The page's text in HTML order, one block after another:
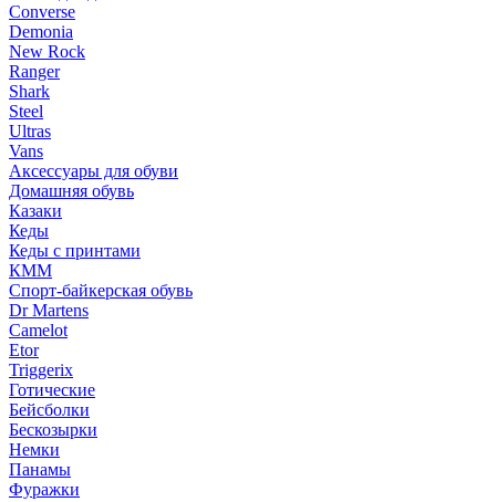
Converse
Demonia
New Rock
Ranger
Shark
Steel
Ultras
Vans
Аксессуары для обуви
Домашняя обувь
Казаки
Кеды
Кеды с принтами
КММ
Спорт-байкерская обувь
Dr Martens
Camelot
Etor
Triggerix
Готические
Бейсболки
Бескозырки
Немки
Панамы
Фуражки